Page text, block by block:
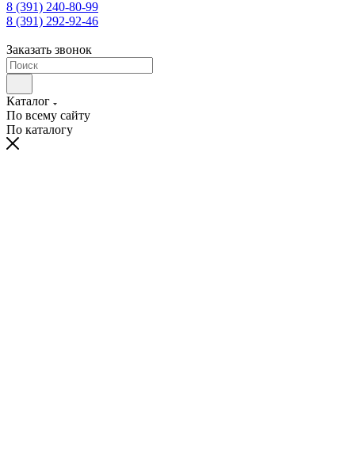
8 (391) 240-80-99
8 (391) 292-92-46
Заказать звонок
Каталог
По всему сайту
По каталогу